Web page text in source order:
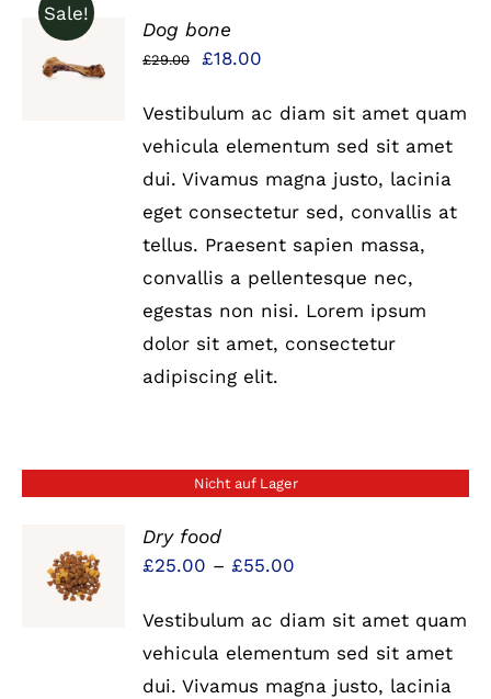
Sale!
IN DEN
WARENKORB
Dog bone
£29.00
Ursprünglicher
war:
£29.00
£18.00
ist:
£18.00.
Vestibulum ac diam sit amet quam
vehicula elementum sed sit amet
dui. Vivamus magna justo, lacinia
eget consectetur sed, convallis at
tellus. Praesent sapien massa,
convallis a pellentesque nec,
egestas non nisi. Lorem ipsum
dolor sit amet, consectetur
adipiscing elit.
Nicht auf Lager
DETAILS
Dry food
£25.00 –£55.00
bis
£55.00
Vestibulum ac diam sit amet quam
vehicula elementum sed sit amet
dui. Vivamus magna justo, lacinia